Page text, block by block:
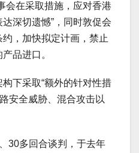
会在采取措施，应对香港
深切遗憾”，同时敦促会
，加快拟定计画，禁止
品进口。
下采取“额外的针对性措
安全威胁、混合攻击以
30多回合谈判，于去年